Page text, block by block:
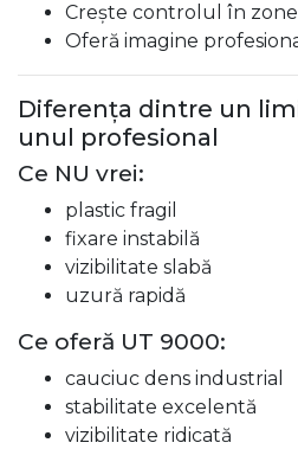
Crește controlul în
Oferă imagine
Diferența dintre un
unul profesional
Ce NU vrei:
plastic fragil
fixare instabilă
vizibilitate slabă
uzură rapidă
Ce oferă UT 9000:
cauciuc dens industrial
stabilitate excelentă
vizibilitate ridicată